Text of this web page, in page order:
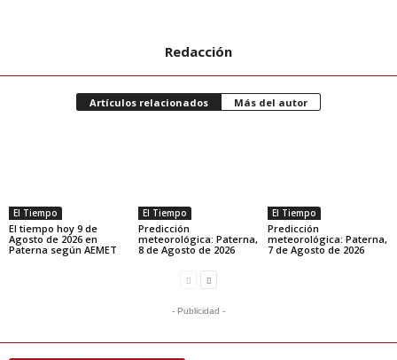
Redacción
Artículos relacionados Más del autor
El Tiempo
El tiempo hoy 9 de
Agosto de 2026 en
Paterna según AEMET
El Tiempo
Predicción
meteorológica: Paterna,
8 de Agosto de 2026
El Tiempo
Predicción
meteorológica: Paterna,
7 de Agosto de 2026
- Publicidad -